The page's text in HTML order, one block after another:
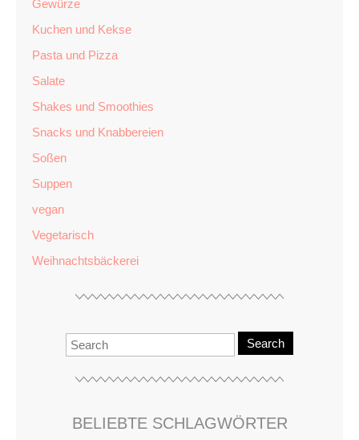
Gewürze
Kuchen und Kekse
Pasta und Pizza
Salate
Shakes und Smoothies
Snacks und Knabbereien
Soßen
Suppen
vegan
Vegetarisch
Weihnachtsbäckerei
Search
BELIEBTE SCHLAGWÖRTER